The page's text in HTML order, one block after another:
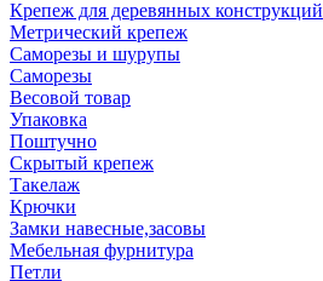
Крепеж для деревянных конструкций
Метрический крепеж
Саморезы и шурупы
Саморезы
Весовой товар
Упаковка
Поштучно
Скрытый крепеж
Такелаж
Крючки
Замки навесные,засовы
Мебельная фурнитура
Петли